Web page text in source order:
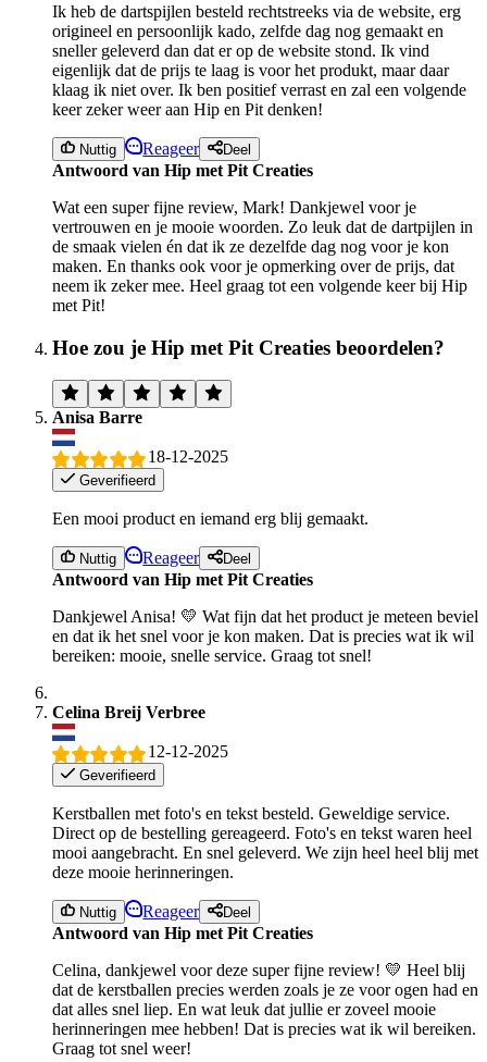
Ik heb de dartspijlen besteld rechtstreeks via de website, erg
origineel en persoonlijk kado, zelfde dag nog gemaakt en
sneller geleverd dan dat er op de website stond. Ik vind
eigenlijk dat de prijs te laag is voor het produkt, maar daar
klaag ik niet over. Ik ben positief verrast en zal een volgende
keer zeker weer aan Hip en Pit denken!
Nuttig Reageer Deel
Antwoord van Hip met Pit Creaties
Wat een super fijne review, Mark! Dankjewel voor je
vertrouwen en je mooie woorden. Zo leuk dat de dartpijlen in
de smaak vielen én dat ik ze dezelfde dag nog voor je kon
maken. En thanks ook voor je opmerking over de prijs, dat
neem ik zeker mee. Heel graag tot een volgende keer bij Hip
met Pit!
Hoe zou je Hip met Pit Creaties beoordelen?
Anisa Barre
18-12-2025
Geverifieerd
Een mooi product en iemand erg blij gemaakt.
Nuttig Reageer Deel
Antwoord van Hip met Pit Creaties
Dankjewel Anisa! 💛 Wat fijn dat het product je meteen beviel
en dat ik het snel voor je kon maken. Dat is precies wat ik wil
bereiken: mooie, snelle service. Graag tot snel!
Celina Breij Verbree
12-12-2025
Geverifieerd
Kerstballen met foto's en tekst besteld. Geweldige service.
Direct op de bestelling gereageerd. Foto's en tekst waren heel
mooi aangebracht. En snel geleverd. We zijn heel heel blij met
deze mooie herinneringen.
Nuttig Reageer Deel
Antwoord van Hip met Pit Creaties
Celina, dankjewel voor deze super fijne review! 💛 Heel blij
dat de kerstballen precies werden zoals je ze voor ogen had en
dat alles snel liep. En wat leuk dat jullie er zoveel mooie
herinneringen mee hebben! Dat is precies wat ik wil bereiken.
Graag tot snel weer!